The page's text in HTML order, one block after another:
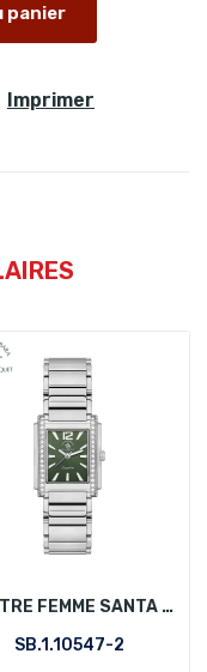
panier
Imprimer
MONTRE FEMME SANTA BARBARA POLO SB.1.10547-2
SB.1.10547-2